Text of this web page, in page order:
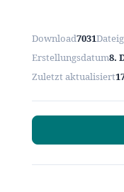
Download7031
Erstellungsdatum8.
Zuletzt aktualisiert